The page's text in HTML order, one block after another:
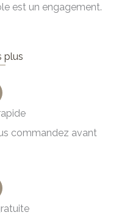
est un engagement.
plus
commandez avant